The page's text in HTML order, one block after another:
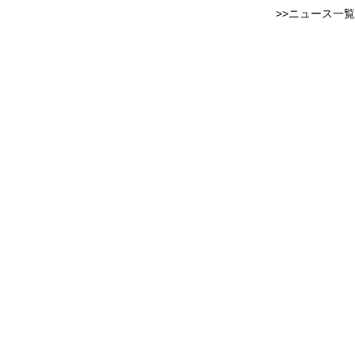
>>ニュース一覧